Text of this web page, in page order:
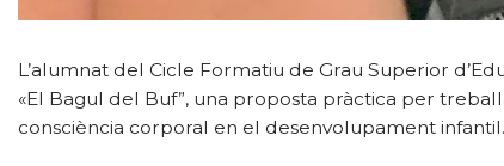
L’alumnat del Cicle Formatiu de Grau Superior
«El Bagul del Buf”, una proposta pràctica per
consciència corporal en el desenvolupament infantil.